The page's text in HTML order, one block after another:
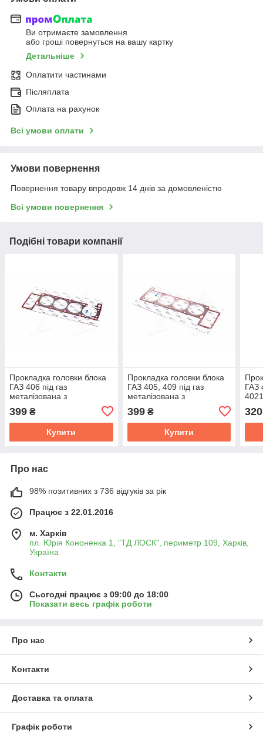
Ви отримаєте замовлення
або гроші повернуться на вашу картку
Детальніше
Оплатити частинами
Післяплата
Оплата на рахунок
Всі умови оплати
Умови повернення
Повернення товару впродовж 14 днів за домовленістю
Всі умови повернення
Подібні товари компанії
Прокладка головки блока
ГАЗ 406 під газ
металізована з
406.1003020-10
399 ₴
Купити
Прокладка головки блока
ГАЗ 405, 409 під газ
металізована з
405.1003020
399₴
Купити
ГАЗ
320
Про нас
98% позитивних з 736 відгуків за рік
Працює з 22.01.2016
м. Харків
пл. Юрія Кононенка 1, "ТД ЛОСК", периметр 109, Харків,
Україна
Контакти
Сьогодні працює з 09:00 до 18:00
Показати весь графік роботи
Про нас
Контакти
Доставка та оплата
Графік роботи